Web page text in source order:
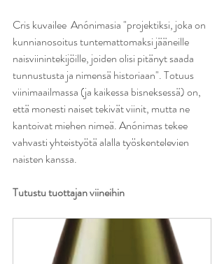
Cris kuvailee  Anónimasia "projektiksi, joka on
kunnianosoitus tuntemattomaksi jääneille
naisviinintekijöille, joiden olisi pitänyt saada
tunnustusta ja nimensä historiaan". Totuus
viinimaailmassa (ja kaikessa bisneksessä) on,
että monesti naiset tekivät viinit, mutta ne
kantoivat miehen nimeä. Anónimas tekee
vahvasti yhteistyötä alalla työskentelevien
naisten kanssa.
Tutustu tuottajan viineihin